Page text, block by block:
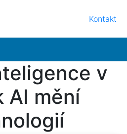
Kontakt
v
AI mění